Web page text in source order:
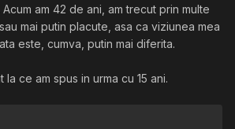
Acum am 42 de ani, am trecut prin multe
mai putin placute, asa ca viziunea mea
este, cumva, putin mai diferita.
la ce am spus in urma cu 15 ani.